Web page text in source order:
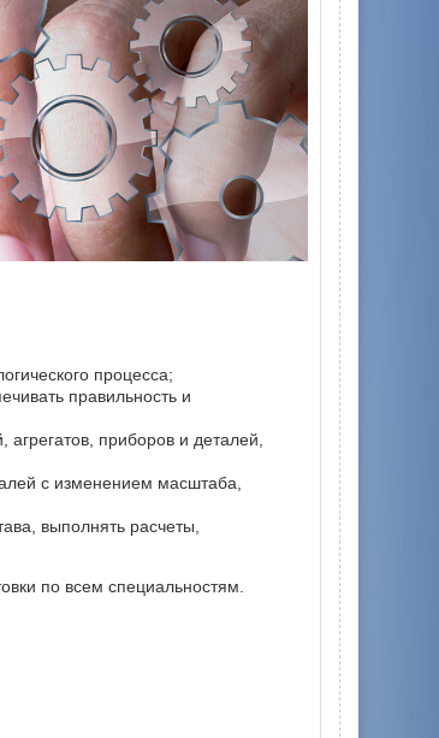
процесса;
правильность и
приборов и деталей,
с изменением масштаба,
выполнять расчеты,
по всем специальностям.